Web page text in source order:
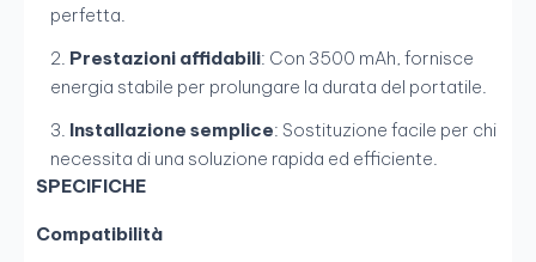
perfetta.
Prestazioni affidabili: Con 3500 mAh, fornisce
energia stabile per prolungare la durata del portatile.
Installazione semplice: Sostituzione facile per chi
necessita di una soluzione rapida ed efficiente.
SPECIFICHE
Compatibilità